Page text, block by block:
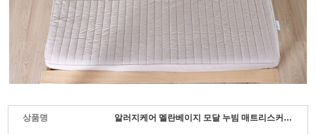
상품명 알러지케어 멜란베이지 모달 누빔 매트리스커버 퀸 (150*200)